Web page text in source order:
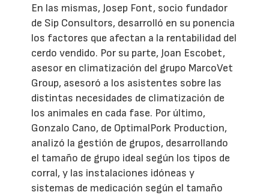
En las mismas, Josep Font, socio fundador
de Sip Consultors, desarrolló en su ponencia
los factores que afectan a la rentabilidad del
cerdo vendido. Por su parte, Joan Escobet,
asesor en climatización del grupo MarcoVet
Group, asesoró a los asistentes sobre las
distintas necesidades de climatización de
los animales en cada fase. Por último,
Gonzalo Cano, de OptimalPork Production,
analizó la gestión de grupos, desarrollando
el tamaño de grupo ideal según los tipos de
corral, y las instalaciones idóneas y
sistemas de medicación según el tamaño